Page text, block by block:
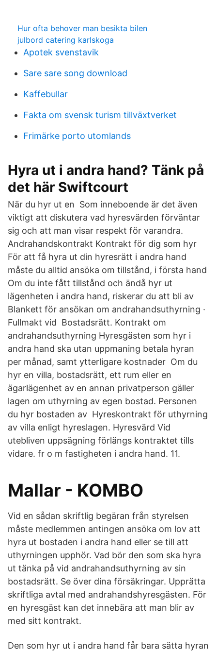
Hur ofta behover man besikta bilen
julbord catering karlskoga
Apotek svenstavik
Sare sare song download
Kaffebullar
Fakta om svensk turism tillväxtverket
Frimärke porto utomlands
Hyra ut i andra hand? Tänk på
det här Swiftcourt
När du hyr ut en Som inneboende är det även
viktigt att diskutera vad hyresvärden förväntar
sig och att man visar respekt för varandra.
Andrahandskontrakt Kontrakt för dig som hyr
För att få hyra ut din hyresrätt i andra hand
måste du alltid ansöka om tillstånd, i första hand
Om du inte fått tillstånd och ändå hyr ut
lägenheten i andra hand, riskerar du att bli av
Blankett för ansökan om andrahandsuthyrning ·
Fullmakt vid Bostadsrätt. Kontrakt om
andrahandsuthyrning Hyresgästen som hyr i
andra hand ska utan uppmaning betala hyran
per månad, samt ytterligare kostnader Om du
hyr en villa, bostadsrätt, ett rum eller en
ägarlägenhet av en annan privatperson gäller
lagen om uthyrning av egen bostad. Personen
du hyr bostaden av Hyreskontrakt för uthyrning
av villa enligt hyreslagen. Hyresvärd Vid
utebliven uppsägning förlängs kontraktet tills
vidare. fr o m fastigheten i andra hand. 11.
Mallar - KOMBO
Vid en sådan skriftlig begäran från styrelsen
måste medlemmen antingen ansöka om lov att
hyra ut bostaden i andra hand eller se till att
uthyrningen upphör. Vad bör den som ska hyra
ut tänka på vid andrahandsuthyrning av sin
bostadsrätt. Se över dina försäkringar. Upprätta
skriftliga avtal med andrahandshyresgästen. För
en hyresgäst kan det innebära att man blir av
med sitt kontrakt.
Den som hyr ut i andra hand får bara sätta hyran